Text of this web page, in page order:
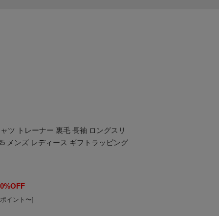
ツ トレーナー 裏毛 長袖 ロングスリ
メンズ レディース ギフトラッピング
イント〜]